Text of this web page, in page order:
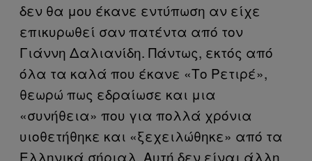
δεν θα μου έκανε εντύπωση αν είχε
επικυρωθεί σαν πατέντα από τον
Γιάννη Δαλιανίδη. Πάντως, εκτός από
όλα τα καλά που έκανε «Το Ρετιρέ»,
θεωρώ πως εδραίωσε και μια
«συνήθεια» που για πολλά χρόνια
υιοθετήθηκε και «ξεχειλώθηκε» από τα
Ελληνικά σήριαλ. Αυτή δεν είναι άλλη